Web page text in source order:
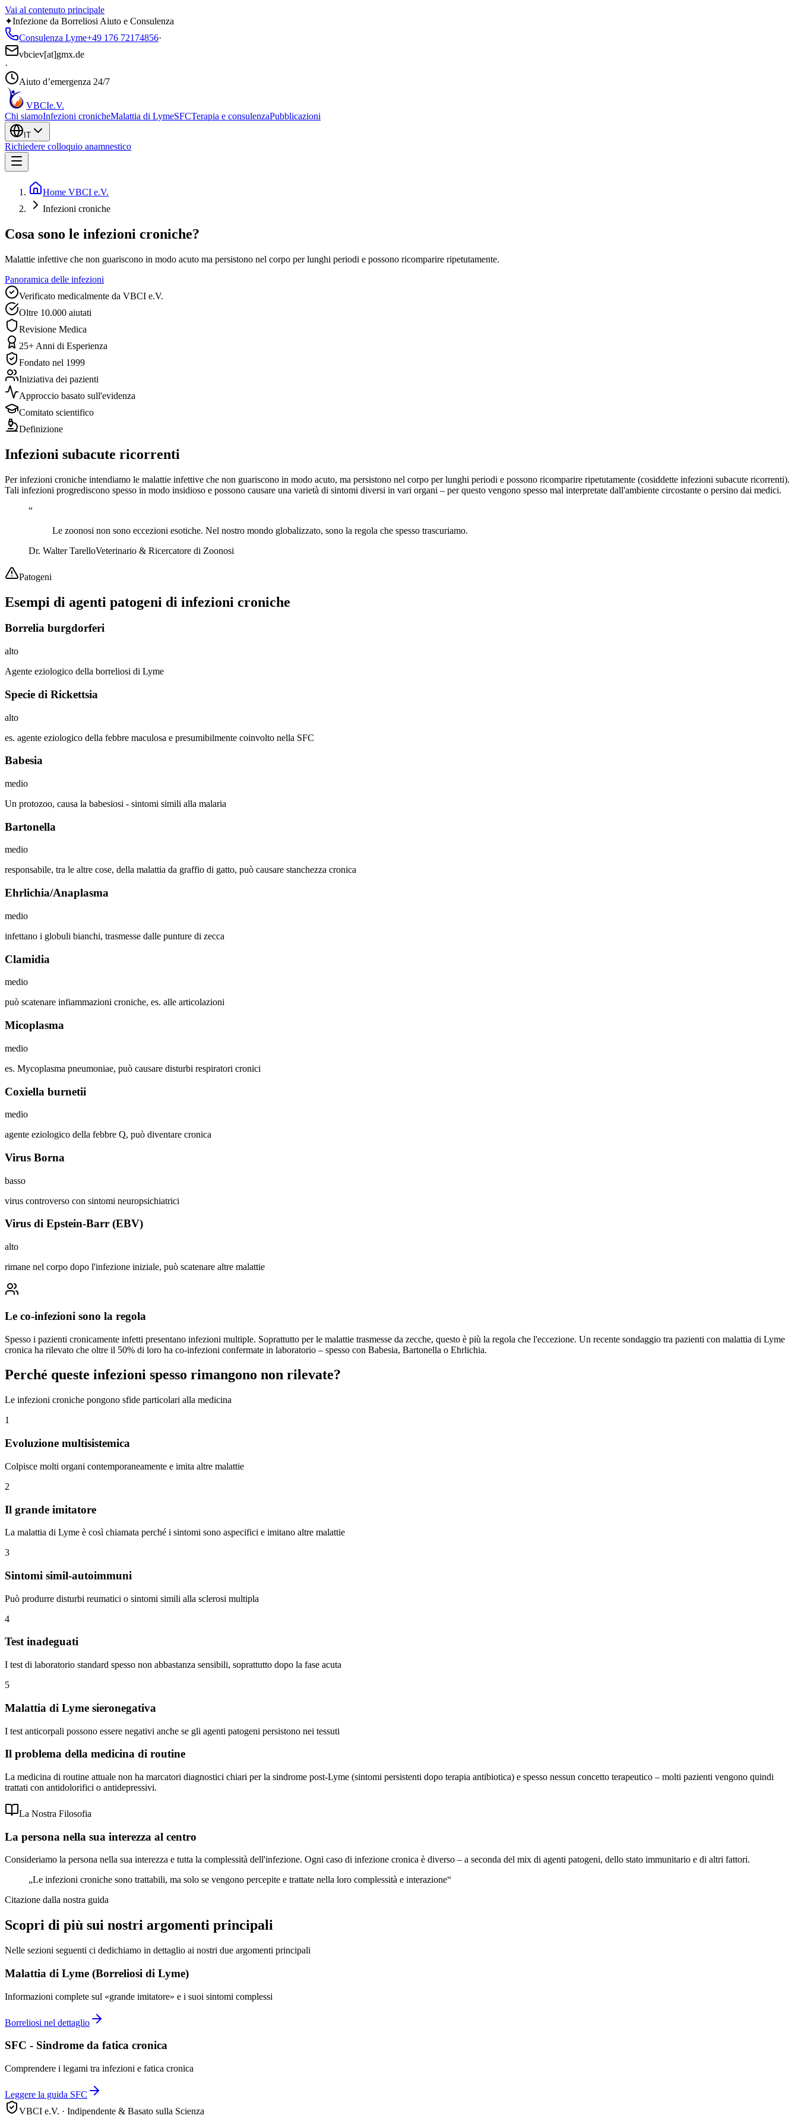
Vai al contenuto principale
✦Infezione da Borreliosi Aiuto e Consulenza
Consulenza Lyme+49 176 72174856·
vbciev[at]gmx.de
·
Aiuto d’emergenza 24/7
VBCIe.V.
Chi siamoInfezioni cronicheMalattia di LymeSFCTerapia e consulenzaPubblicazioni
IT
Richiedere colloquio anamnestico
Home VBCI e.V.
Infezioni croniche
Cosa sono le infezioni croniche?
Malattie infettive che non guariscono in modo acuto ma persistono nel corpo per lunghi periodi e possono ricomparire ripetutamente.
Panoramica delle infezioni
Verificato medicalmente da VBCI e.V.
Oltre 10.000 aiutati
Revisione Medica
25+ Anni di Esperienza
Fondato nel 1999
Iniziativa dei pazienti
Approccio basato sull'evidenza
Comitato scientifico
Definizione
Infezioni subacute ricorrenti
Per infezioni croniche intendiamo le malattie infettive che non guariscono in modo acuto, ma persistono nel corpo per lunghi periodi e possono ricomparire ripetutamente (cosiddette infezioni subacute ricorrenti).
Tali infezioni progrediscono spesso in modo insidioso e possono causare una varietà di sintomi diversi in vari organi – per questo vengono spesso mal interpretate dall'ambiente circostante o persino dai medici.
“
Le zoonosi non sono eccezioni esotiche. Nel nostro mondo globalizzato, sono la regola che spesso trascuriamo.
Dr. Walter TarelloVeterinario & Ricercatore di Zoonosi
Patogeni
Esempi di agenti patogeni di infezioni croniche
Borrelia burgdorferi
alto
Agente eziologico della borreliosi di Lyme
Specie di Rickettsia
alto
es. agente eziologico della febbre maculosa e presumibilmente coinvolto nella SFC
Babesia
medio
Un protozoo, causa la babesiosi - sintomi simili alla malaria
Bartonella
medio
responsabile, tra le altre cose, della malattia da graffio di gatto, può causare stanchezza cronica
Ehrlichia/Anaplasma
medio
infettano i globuli bianchi, trasmesse dalle punture di zecca
Clamidia
medio
può scatenare infiammazioni croniche, es. alle articolazioni
Micoplasma
medio
es. Mycoplasma pneumoniae, può causare disturbi respiratori cronici
Coxiella burnetii
medio
agente eziologico della febbre Q, può diventare cronica
Virus Borna
basso
virus controverso con sintomi neuropsichiatrici
Virus di Epstein-Barr (EBV)
alto
rimane nel corpo dopo l'infezione iniziale, può scatenare altre malattie
Le co-infezioni sono la regola
Spesso i pazienti cronicamente infetti presentano infezioni multiple. Soprattutto per le malattie trasmesse da zecche, questo è più la regola che l'eccezione. Un recente sondaggio tra pazienti con malattia di Lyme
cronica ha rilevato che oltre il 50% di loro ha co-infezioni confermate in laboratorio – spesso con Babesia, Bartonella o Ehrlichia.
Perché queste infezioni spesso rimangono non rilevate?
Le infezioni croniche pongono sfide particolari alla medicina
1
Evoluzione multisistemica
Colpisce molti organi contemporaneamente e imita altre malattie
2
Il grande imitatore
La malattia di Lyme è così chiamata perché i sintomi sono aspecifici e imitano altre malattie
3
Sintomi simil-autoimmuni
Può produrre disturbi reumatici o sintomi simili alla sclerosi multipla
4
Test inadeguati
I test di laboratorio standard spesso non abbastanza sensibili, soprattutto dopo la fase acuta
5
Malattia di Lyme sieronegativa
I test anticorpali possono essere negativi anche se gli agenti patogeni persistono nei tessuti
Il problema della medicina di routine
La medicina di routine attuale non ha marcatori diagnostici chiari per la sindrome post-Lyme (sintomi persistenti dopo terapia antibiotica) e spesso nessun concetto terapeutico – molti pazienti vengono quindi
trattati con antidolorifici o antidepressivi.
La Nostra Filosofia
La persona nella sua interezza al centro
Consideriamo la persona nella sua interezza e tutta la complessità dell'infezione. Ogni caso di infezione cronica è diverso – a seconda del mix di agenti patogeni, dello stato immunitario e di altri fattori.
„Le infezioni croniche sono trattabili, ma solo se vengono percepite e trattate nella loro complessità e interazione“
Citazione dalla nostra guida
Scopri di più sui nostri argomenti principali
Nelle sezioni seguenti ci dedichiamo in dettaglio ai nostri due argomenti principali
Malattia di Lyme (Borreliosi di Lyme)
Informazioni complete sul «grande imitatore» e i suoi sintomi complessi
Borreliosi nel dettaglio
SFC - Sindrome da fatica cronica
Comprendere i legami tra infezioni e fatica cronica
Leggere la guida SFC
VBCI e.V. · Indipendente & Basato sulla Scienza